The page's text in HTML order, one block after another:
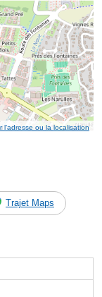
l’adresse ou la localisation
Trajet Maps